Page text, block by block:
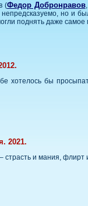
(Федор Добронравов
но и
поднять даже
хотелось бы
2021.
страсть и мания,